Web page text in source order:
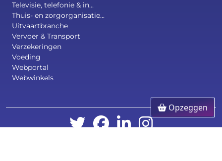
Opzeggen
Televisie, telefonie & in...
Thuis- en zorgorganisatie...
Uitvaartbranche
Vervoer & Transport
Verzekeringen
Voeding
Webportal
Webwinkels